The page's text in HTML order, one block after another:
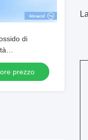
di
prezzo